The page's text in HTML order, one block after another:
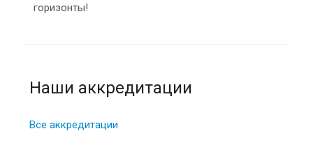
горизонты!
Наши аккредитации
Все аккредитации